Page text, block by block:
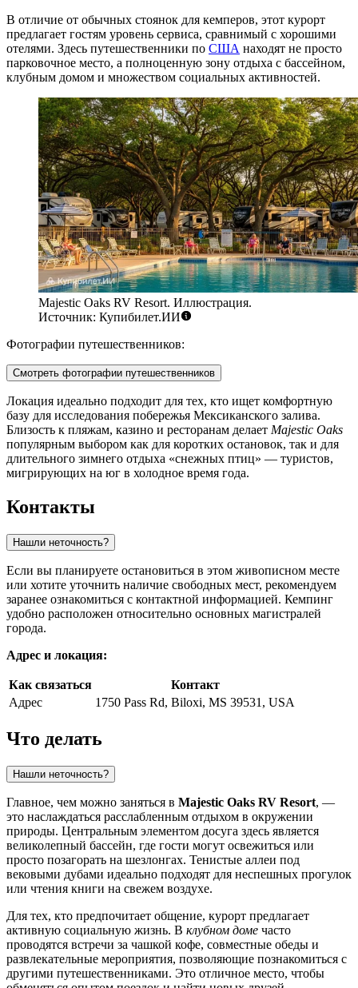
В отличие от обычных стоянок для кемперов, этот курорт
предлагает гостям уровень сервиса, сравнимый с хорошими
отелями. Здесь путешественники по США находят не просто
парковочное место, а полноценную зону отдыха с бассейном,
клубным домом и множеством социальных активностей.
Majestic Oaks RV Resort. Иллюстрация.
Источник: Купибилет.ИИ
Фотографии путешественников:
Смотреть фотографии путешественников
Локация идеально подходит для тех, кто ищет комфортную
базу для исследования побережья Мексиканского залива.
Близость к пляжам, казино и ресторанам делает Majestic Oaks
популярным выбором как для коротких остановок, так и для
длительного зимнего отдыха «снежных птиц» — туристов,
мигрирующих на юг в холодное время года.
Контакты
Нашли неточность?
Если вы планируете остановиться в этом живописном месте
или хотите уточнить наличие свободных мест, рекомендуем
заранее ознакомиться с контактной информацией. Кемпинг
удобно расположен относительно основных магистралей
города.
Адрес и локация:
Как связаться
Контакт
Адрес
1750 Pass Rd, Biloxi, MS 39531, USA
Что делать
Нашли неточность?
Главное, чем можно заняться в Majestic Oaks RV Resort, —
это наслаждаться расслабленным отдыхом в окружении
природы. Центральным элементом досуга здесь является
великолепный бассейн, где гости могут освежиться или
просто позагорать на шезлонгах. Тенистые аллеи под
вековыми дубами идеально подходят для неспешных прогулок
или чтения книги на свежем воздухе.
Для тех, кто предпочитает общение, курорт предлагает
активную социальную жизнь. В клубном доме часто
проводятся встречи за чашкой кофе, совместные обеды и
развлекательные мероприятия, позволяющие познакомиться с
другими путешественниками. Это отличное место, чтобы